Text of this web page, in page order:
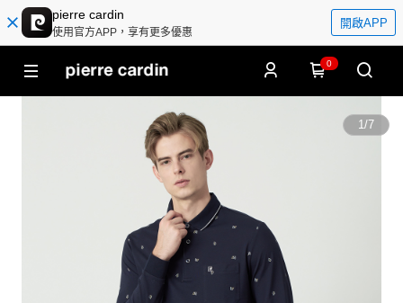
pierre cardin
使用官方APP，享有更多優惠
開啟APP
0
1/7